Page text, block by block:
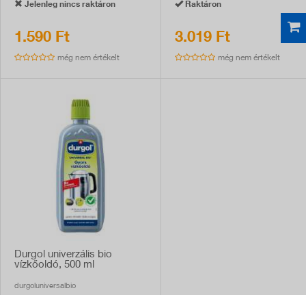
Jelenleg nincs raktáron
1.590 Ft
még nem értékelt
Raktáron
3.019 Ft
még nem értékelt
Durgol univerzális bio
vízkőoldó, 500 ml
durgoluniversalbio